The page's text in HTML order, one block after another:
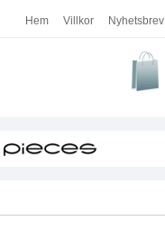
Hem Villkor Nyhetsbrev